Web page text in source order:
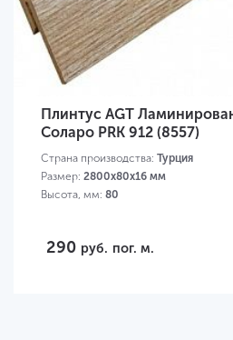
Плинтус AGT
Соларо PRK 912 (8557)
Страна производства: Турция
Размер: 2800х80х16 мм
Высота, мм: 80
290 руб. пог. м.